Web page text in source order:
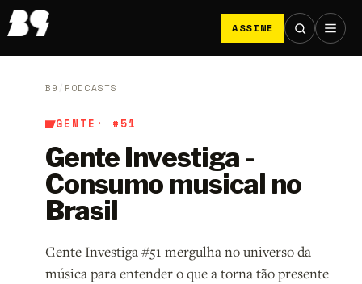
ASSINE
B9 / PODCASTS
GENTE · #51
Gente Investiga -
Consumo musical no
Brasil
Gente Investiga #51 mergulha no universo da
música para entender o que a torna tão presente